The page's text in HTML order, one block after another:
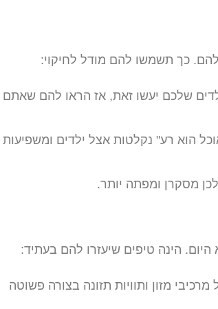
כך תשמשו להם מודל לחיקוי:
שלכם יעשו זאת, אז הראו להם שאתם
הוא רע" נקלטות אצל ילדים
מסקרן ומפתה יותר.
היום. הינה טיפים שיעזרו להם בעתיד:
מזון ותוויות תזונה בצורה פשוטה